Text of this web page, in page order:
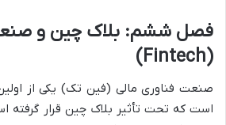
فصل ششم: بلاک چین و
(Fintech)
صنعت فناوری مالی (فین تک) یکی از
است که تحت تأثیر بلاک چین قرار